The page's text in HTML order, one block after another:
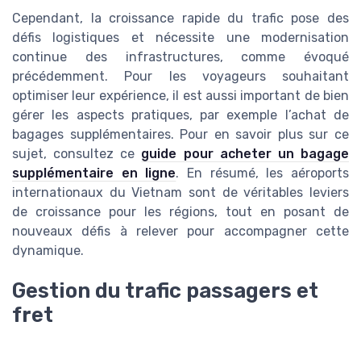
Cependant, la croissance rapide du trafic pose des
défis logistiques et nécessite une modernisation
continue des infrastructures, comme évoqué
précédemment. Pour les voyageurs souhaitant
optimiser leur expérience, il est aussi important de bien
gérer les aspects pratiques, par exemple l’achat de
bagages supplémentaires. Pour en savoir plus sur ce
sujet, consultez ce guide pour acheter un bagage
supplémentaire en ligne. En résumé, les aéroports
internationaux du Vietnam sont de véritables leviers
de croissance pour les régions, tout en posant de
nouveaux défis à relever pour accompagner cette
dynamique.
Gestion du trafic passagers et
fret